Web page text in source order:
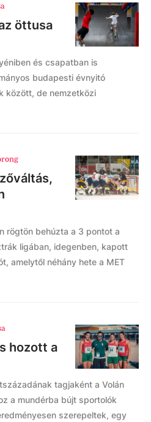
öttusa
és csapatban is
budapesti évnyitó
között, de nemzetközi
rögtön behúzta a 3 pontot a
ligában, idegenben, kapott
amelytől néhány hete a MET
hozott a
tagjaként a Volán
a mundérba bújt sportolók
szerepeltek, egy